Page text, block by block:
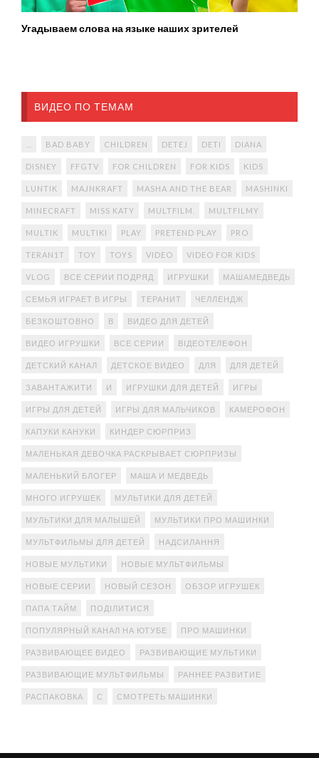
Угадываем слова на языке наших зрителей
ВИДЕО ПО ТЕМАМ
BAD BABY CHILDREN DETEJ DETI DIANA
DISNEY FFGTV FOR CHILDREN FOR KIDS KIDS
LUNTIK MAJNKRAFT MASHA AND THE BEAR MASHINKI
MINECRAFT MISS KATY MULTFILM. MULTFILMY
MULTIK MULTIKI PLAY PRETEND PLAY PRO
TERAN1T TOY TOYS VIDEO VIDEO FOR KIDS
VLOG ВСЕ СЕРИИ ПОДРЯД ИГРУШКИ МАШАМЕДВЕДЬ
СЕМЬЯ ИГРАЕТ В ИГРЫ ТЕРАНИТ ЧЕЛЛЕНДЖ
БЕЗКОШТОВНО В ВИДЕО ДЛЯ ДЕТЕЙ
ВИДЕО ИГРУШКИ ВСЕ СЕРИИ ВІДЕОТЕЛЕФОН
ДЕТСКИЙ КАНАЛ ДЕТСКОЕ ВИДЕО ДЛЯ ДЛЯ ДЕТЕЙ
ЗАВАНТАЖИТИ И ИГРУШКИ ДЛЯ ДЕТЕЙ ИГРЫ
ИГРЫ ДЛЯ ДЕТЕЙ ИГРЫ ДЛЯ МАЛЬЧИКОВ КАМЕРОФОН
КАПУКИ КАНУКИ КИНДЕР СЮРПРИЗ
МАЛЕНЬКАЯ ДЕВОЧКА РАСКРЫВАЕТ СЮРПРИЗЫ
МАЛЕНЬКИЙ БЛОГЕР МАША И МЕДВЕДЬ
МНОГО ИГРУШЕК МУЛЬТИКИ ДЛЯ ДЕТЕЙ
МУЛЬТИКИ ДЛЯ МАЛЫШЕЙ МУЛЬТИКИ ПРО МАШИНКИ
МУЛЬТФИЛЬМЫ ДЛЯ ДЕТЕЙ НАДСИЛАННЯ
НОВЫЕ МУЛЬТИКИ НОВЫЕ МУЛЬТФИЛЬМЫ
НОВЫЕ СЕРИИ НОВЫЙ СЕЗОН ОБЗОР ИГРУШЕК
ПАПА ТАЙМ ПОДІЛИТИСЯ
ПОПУЛЯРНЫЙ КАНАЛ НА ЮТУБЕ ПРО МАШИНКИ
РАЗВИВАЮЩЕЕ ВИДЕО РАЗВИВАЮЩИЕ МУЛЬТИКИ
РАЗВИВАЮЩИЕ МУЛЬТФИЛЬМЫ РАННЕЕ РАЗВИТИЕ
РАСПАКОВКА С СМОТРЕТЬ МАШИНКИ